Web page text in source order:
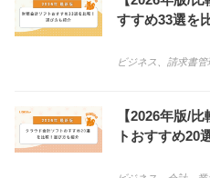
すすめ33選を
ビジネス 請求書管
【2026年版/
トおすすめ20